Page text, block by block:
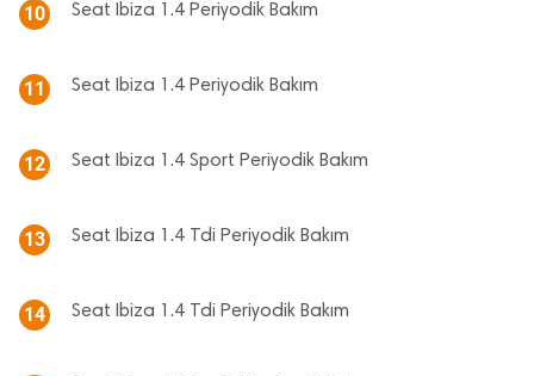
10 Seat Ibiza 1.4 Periyodik Bakım
11 Seat Ibiza 1.4 Periyodik Bakım
12 Seat Ibiza 1.4 Sport Periyodik Bakım
13 Seat Ibiza 1.4 Tdi Periyodik Bakım
14 Seat Ibiza 1.4 Tdi Periyodik Bakım